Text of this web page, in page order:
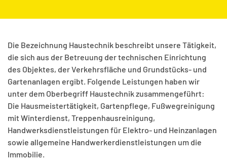
Die Bezeichnung Haustechnik beschreibt unsere Tätigkeit,
die sich aus der Betreuung der technischen Einrichtung
des Objektes, der Verkehrsfläche und Grundstücks- und
Gartenanlagen ergibt. Folgende Leistungen haben wir
unter dem Oberbegriff Haustechnik zusammengeführt:
Die Hausmeistertätigkeit, Gartenpflege, Fußwegreinigung
mit Winterdienst, Treppenhausreinigung,
Handwerksdienstleistungen für Elektro- und Heinzanlagen
sowie allgemeine Handwerkerdienstleistungen um die
Immobilie.